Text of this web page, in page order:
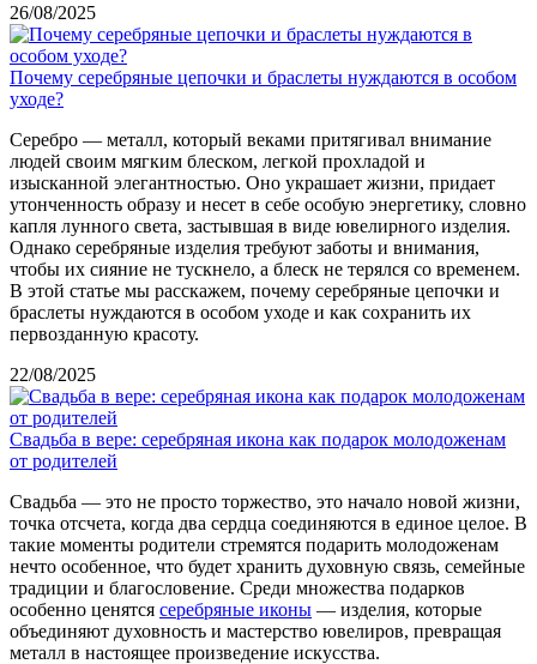
26/08/2025
Почему серебряные цепочки и браслеты нуждаются в особом
уходе?
Серебро — металл, который веками притягивал внимание
людей своим мягким блеском, легкой прохладой и
изысканной элегантностью. Оно украшает жизни, придает
утонченность образу и несет в себе особую энергетику, словно
капля лунного света, застывшая в виде ювелирного изделия.
Однако серебряные изделия требуют заботы и внимания,
чтобы их сияние не тускнело, а блеск не терялся со временем.
В этой статье мы расскажем, почему серебряные цепочки и
браслеты нуждаются в особом уходе и как сохранить их
первозданную красоту.
22/08/2025
Свадьба в вере: серебряная икона как подарок молодоженам
от родителей
Свадьба — это не просто торжество, это начало новой жизни,
точка отсчета, когда два сердца соединяются в единое целое. В
такие моменты родители стремятся подарить молодоженам
нечто особенное, что будет хранить духовную связь, семейные
традиции и благословение. Среди множества подарков
особенно ценятся серебряные иконы — изделия, которые
объединяют духовность и мастерство ювелиров, превращая
металл в настоящее произведение искусства.